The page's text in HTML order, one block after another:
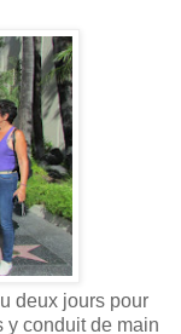
deux jours pour
y conduit de main